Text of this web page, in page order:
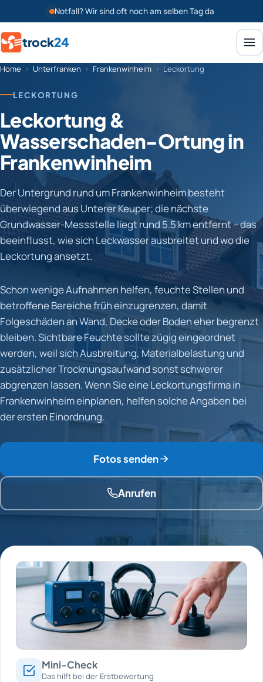
Notfall? Wir sind oft noch am selben Tag da
trock24
Home › Unterfranken › Frankenwinheim › Leckortung
LECKORTUNG
Leckortung &
Wasserschaden-Ortung in
Frankenwinheim
Der Untergrund rund um Frankenwinheim besteht
überwiegend aus Unterer Keuper; die nächste
Grundwasser-Messstelle liegt rund 5.5 km entfernt – das
beeinflusst, wie sich Leckwasser ausbreitet und wo die
Leckortung ansetzt.
Schon wenige Aufnahmen helfen, feuchte Stellen und
betroffene Bereiche früh einzugrenzen, damit
Folgeschäden an Wand, Decke oder Boden eher begrenzt
bleiben. Sichtbare Feuchte sollte zügig eingeordnet
werden, weil sich Ausbreitung, Materialbelastung und
zusätzlicher Trocknungsaufwand sonst schwerer
abgrenzen lassen. Wenn Sie eine Leckortungsfirma in
Frankenwinheim einplanen, helfen solche Angaben bei
der ersten Einordnung.
Fotos senden
Anrufen
Mini-Check
Das hilft bei der Erstbewertung